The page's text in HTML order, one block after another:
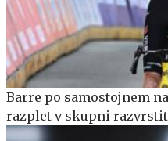
Barre po samostojnem
razplet v skupni